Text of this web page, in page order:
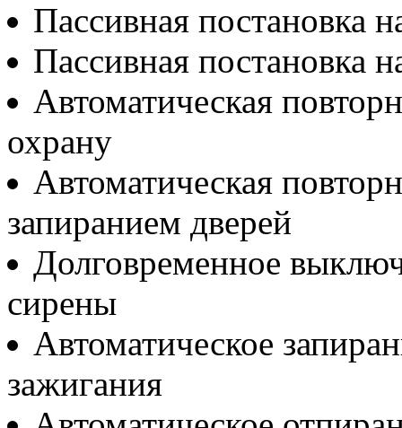
Пассивная постановка
Пассивная постановка
Автоматическая
охрану
Автоматическая
запиранием дверей
Долговременное
сирены
Автоматическое
зажигания